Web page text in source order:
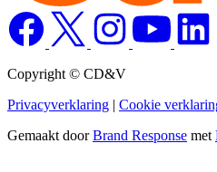
Copyright © CD&V
Privacyverklaring
Cookie
Gemaakt doorBrand Response met